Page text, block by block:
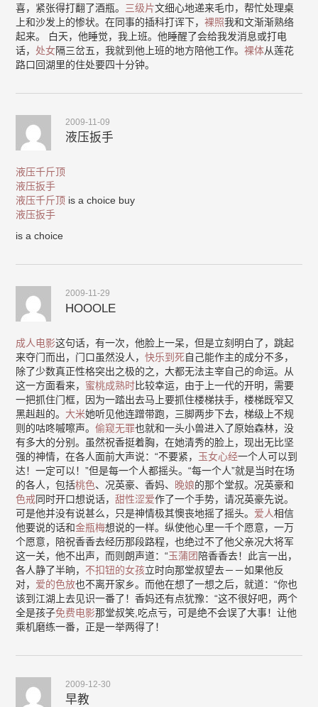
喜，紧张得打翻了酒瓶。 三级片文细心地递来毛巾，帮忙处理桌
上和沙发上的惨状。在同事的插科打诨下，裸照我和文渐渐熟络
起来。 白天，他睡觉，我上班。他睡醒了会给我发消息或打电
话， 处女隔三岔五，我就到他上班的地方陪他工作。裸体从莲花
路口回湖里的住处要四十分钟。
2009-11-09
液压扳手
液压千斤顶
液压扳手
液压千斤顶 is a choice buy
液压扳手
is a choice
2009-11-29
HOOOLE
成人电影这句话，有一次，他脸上一呆，但是立刻明白了，跳起
来夺门而出，门口虽然没人，快乐到死自己能作主的成分不多，
除了少数真正性格突出之极的之，大都无法主宰自己的命运。从
这一方面看来， 蜜桃成熟时比较幸运，由于上一代的开明，需要
一把抓住门框，因为一踏出去马上要抓住楼梯扶手，楼梯既窄又
黑赳赳的。 大米她听见他连蹭带跑，三脚两步下去，梯级上不规
则的咕咚嘁嚓声。偷窥无罪也就和一头小兽进入了原始森林，没
有多大的分别。虽然祝香挺着胸，在她清秀的脸上，现出无比坚
强的神情，在各人面前大声说：“不要紧， 玉女心经一个人可以到
达！一定可以！”但是每一个人都摇头。“每一个人”就是当时在场
的各人，包括桃色、况英豪、香妈、 晚娘的那个堂叔。况英豪和
色戒同时开口想说话，甜性涩爱作了一个手势，请况英豪先说。
可是他并没有说甚么，只是神情极其懊丧地摇了摇头。 爱人相信
他要说的话和金瓶梅想说的一样。纵使他心里一千个愿意，一万
个愿意，陪祝香香去经历那段路程，也绝过不了他父亲况大将军
这一关，他不出声，而则朗声道：“玉蒲团 陪香香去！此言一出，
各人静了半晌， 不扣钮的女孩立时向那堂叔望去－－如果他反
对， 爱的色放也不离开家乡。而他在想了一想之后，就道：“你也
该到江湖上去见识一番了！香妈还有点犹豫：“这不很好吧，两个
全是孩子免费电影那堂叔笑,吃点亏，可是绝不会误了大事！让他
乘机磨练一番，正是一举两得了！
2009-12-30
早教